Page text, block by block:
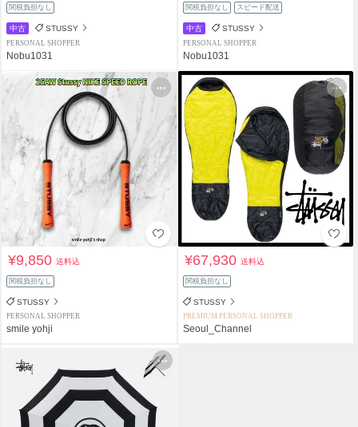
関税負担なし
中古 STUSSY
PERSONAL SHOPPER
Nobu1031
関税負担なし スピード配送
中古 STUSSY
PERSONAL SHOPPER
Nobu1031
¥9,850送料込
関税負担なし
STUSSY
PERSONAL SHOPPER
smile yohji
¥67,930送料込
関税負担なし
STUSSY
PREMIUM PERSONAL SHOPPER
Seoul_Channel